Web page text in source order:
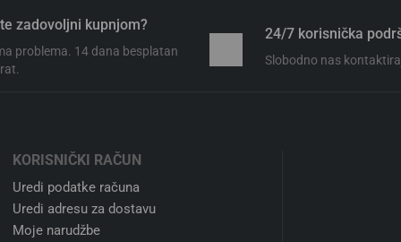
zadovoljni kupnjom?
problema. 14 dana besplatan
24/7 korisnička
Slobodno nas
KORISNIČKI RAČUN
Uredi podatke računa
Uredi adresu za dostavu
Moje narudžbe